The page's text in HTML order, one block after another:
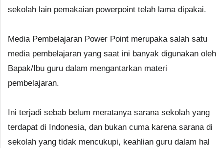
sekolah lain pemakaian powerpoint telah lama dipakai.
Media Pembelajaran Power Point merupaka salah satu
media pembelajaran yang saat ini banyak digunakan oleh
Bapak/Ibu guru dalam mengantarkan materi
pembelajaran.
Ini terjadi sebab belum meratanya sarana sekolah yang
terdapat di Indonesia, dan bukan cuma karena sarana di
sekolah yang tidak mencukupi, keahlian guru dalam hal